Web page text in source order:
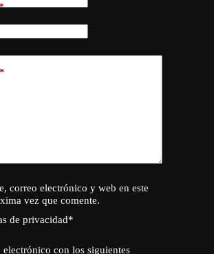
*
correo electrónico y web en este
vez que comente.
de privacidad*
con los siguientes